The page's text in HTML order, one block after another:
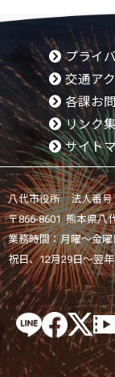
プライ
交通ア
各課お
リンク集
サイト
八代市役所 法人番号
〒866-8601 熊本県八
業務時間：月曜～金
祝日、12月29日～翌